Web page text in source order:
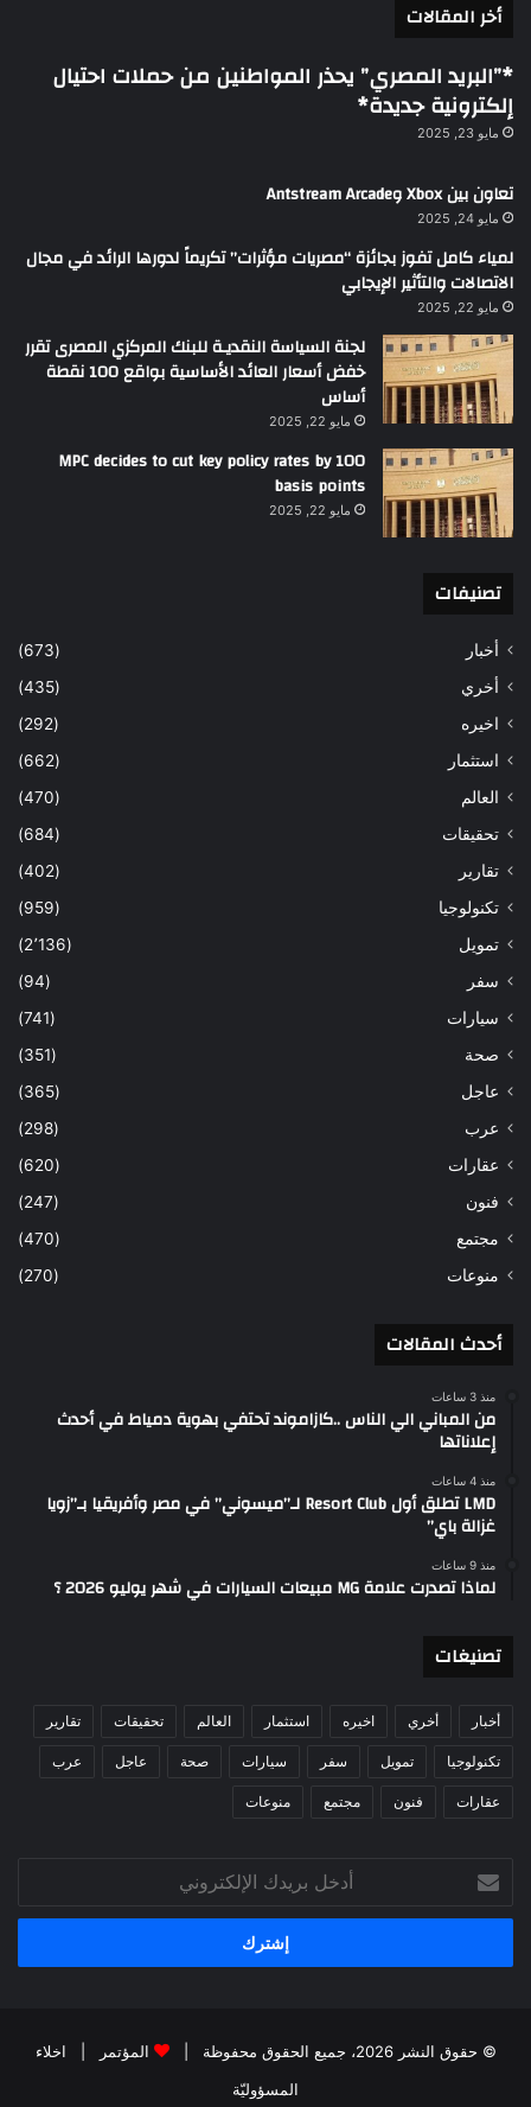
أخر المقالات
*”البريد المصري” يحذر المواطنين من حملات احتيال
إلكترونية جديدة*
مايو 23, 2025
تعاون بين Xbox وAntstream Arcade
مايو 24, 2025
لمياء كامل تفوز بجائزة “مصريات مؤثرات” تكريماً لدورها الرائد في مجال
الاتصالات والتأثير الإيجابي
مايو 22, 2025
لجنة السياسة النقديـة للبنك المركزي المصرى تقرر
خفض أسعار العائد الأساسية بواقع 100 نقطة
أساس
مايو 22, 2025
MPC decides to cut key policy rates by 100
basis points
مايو 22, 2025
تصنيفات
أخبار
(673)
أخري
(435)
اخيره
(292)
استثمار
(662)
العالم
(470)
تحقيقات
(684)
تقارير
(402)
تكنولوجيا
(959)
تمويل
(2٬136)
سفر
(94)
سيارات
(741)
صحة
(351)
عاجل
(365)
عرب
(298)
عقارات
(620)
فنون
(247)
مجتمع
(470)
منوعات
(270)
أحدث المقالات
منذ 3 ساعات
من المباني الي الناس ..كازاموند تحتفي بهوية دمياط في أحدث
إعلاناتها
منذ 4 ساعات
LMD تطلق أول Resort Club لـ”ميسوني” في مصر وأفريقيا بـ”زويا
غزالة باي”
منذ 9 ساعات
لماذا تصدرت علامة MG مبيعات السيارات في شهر يوليو 2026 ؟
تصنيغات
أخبار أخري اخيره استثمار العالم تحقيقات تقارير
تكنولوجيا تمويل سفر سيارات صحة عاجل عرب
عقارات فنون مجتمع منوعات
بريدك
الإلكتروني
© حقوق النشر 2026، جميع الحقوق محفوظة | المؤتمر
اخلاء
المسؤوليّة